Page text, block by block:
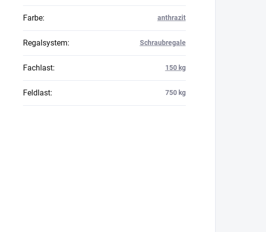
Farbe: anthrazit
Regalsystem: Schraubregale
Fachlast: 150 kg
Feldlast: 750 kg